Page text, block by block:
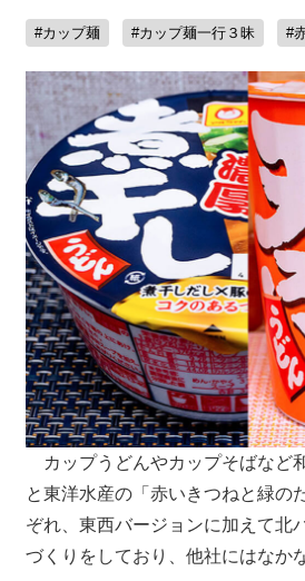
#カップ麺 #カップ麺一行３昧 #
カップうどんやカップそばなど
と東洋水産の「赤いきつねと緑の
ぞれ、東西バージョンに加えて北
づくりをしており、他社にはなか